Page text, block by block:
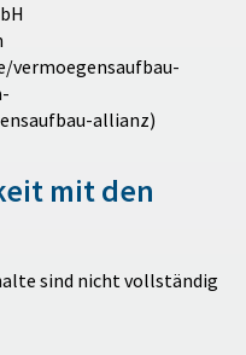
vermoegensaufbau-
allianz)
mit den
sind nicht vollständig